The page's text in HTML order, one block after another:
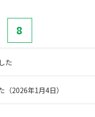
8
た
2026年1月4日）